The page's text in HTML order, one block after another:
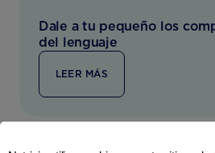
Dale a tu pequeño los
del lenguaje
LEER MÁS